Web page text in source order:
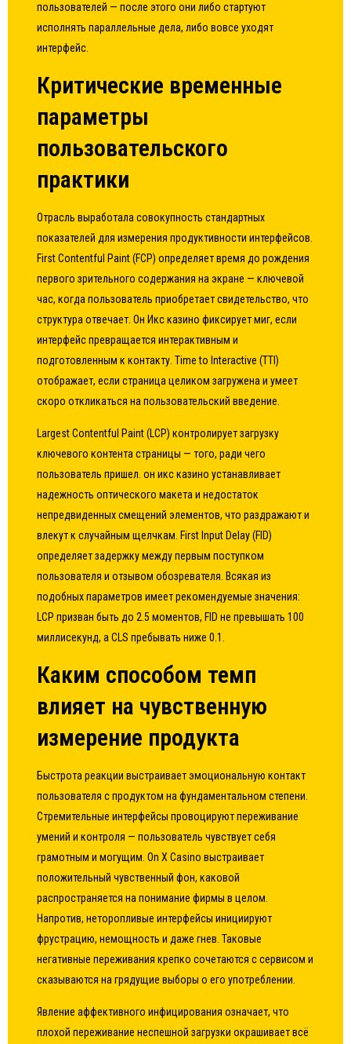
пользователей — после этого они либо стартуют
исполнять параллельные дела, либо вовсе уходят
интерфейс.
Критические временные
параметры
пользовательского
практики
Отрасль выработала совокупность стандартных
показателей для измерения продуктивности интерфейсов.
First Contentful Paint (FCP) определяет время до рождения
первого зрительного содержания на экране — ключевой
час, когда пользователь приобретает свидетельство, что
структура отвечает. Он Икс казино фиксирует миг, если
интерфейс превращается интерактивным и
подготовленным к контакту. Time to Interactive (TTI)
отображает, если страница целиком загружена и умеет
скоро откликаться на пользовательский введение.
Largest Contentful Paint (LCP) контролирует загрузку
ключевого контента страницы — того, ради чего
пользователь пришел.он икс казино устанавливает
надежность оптического макета и недостаток
непредвиденных смещений элементов, что раздражают и
влекут к случайным щелчкам. First Input Delay (FID)
определяет задержку между первым поступком
пользователя и отзывом обозревателя. Всякая из
подобных параметров имеет рекомендуемые значения:
LCP призван быть до 2.5 моментов, FID не превышать 100
миллисекунд, а CLS пребывать ниже 0.1.
Каким способом темп
влияет на чувственную
измерение продукта
Быстрота реакции выстраивает эмоциональную контакт
пользователя с продуктом на фундаментальном степени.
Стремительные интерфейсы провоцируют переживание
умений и контроля — пользователь чувствует себя
грамотным и могущим. On X Casino выстраивает
положительный чувственный фон, каковой
распространяется на понимание фирмы в целом.
Напротив, неторопливые интерфейсы инициируют
фрустрацию, немощность и даже гнев. Таковые
негативные переживания крепко сочетаются с сервисом и
сказываются на грядущие выборы о его употреблении.
Явление аффективного инфицирования означает, что
плохой переживание неспешной загрузки окрашивает всё